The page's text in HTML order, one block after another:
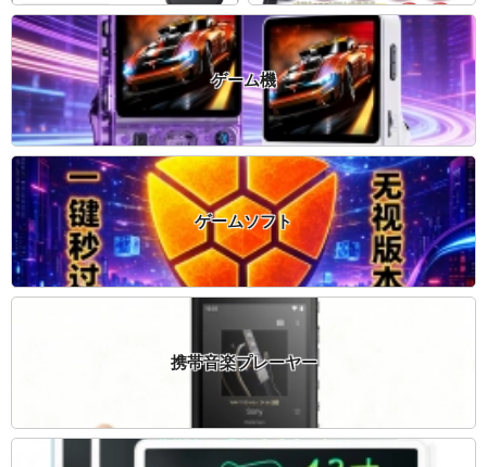
ゲーム機
ゲームソフト
携帯音楽プレーヤー